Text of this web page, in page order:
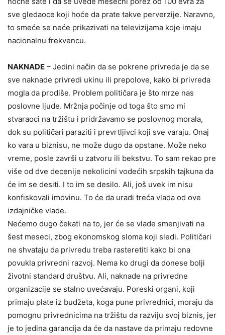
sve gledaoce koji hoće da prate takve perverzije. Naravno,
to smeće se neće prikazivati na televizijama koje imaju
nacionalnu frekvencu.
NAKNADE – Jedini način da se pokrene privreda je da se
sve naknade privredi ukinu ili prepolove, kako bi privreda
mogla da prodiše. Problem političara je što mrze nas
poslovne ljude. Mržnja počinje od toga što smo mi
stvaraoci na tržištu i pridržavamo se poslovnog morala,
dok su političari paraziti i prevrtljivci koji sve varaju. Onaj
ko vara u biznisu, ne može dugo da opstane. Može neko
vreme, posle završi u zatvoru ili bekstvu. To sam rekao pre
više od dve decenije nekolicini vodećih srpskih tajkuna da
će im se desiti. I to im se desilo. Ali, još uvek im nisu
konfiskovali imovinu. To će da uradi treća vlada od ove
izdajničke vlade.
Nećemo dugo čekati na to, jer će se vlade smenjivati na
šest meseci, zbog ekonomskog sloma koji sledi. Političari
ne shvataju da privredu treba rasteretiti kako bi ona
povukla privredni razvoj. Nema ko drugi da donese bolji
životni standard društvu. Ali, naknade na privredne
organizacije se stalno uvećavaju. Poreski organi, koji
primaju plate iz budžeta, koga pune privrednici, moraju da
pomognu privrednicima na tržištu da razviju svoj biznis, jer
je to jedina garancija da će da nastave da primaju redovne